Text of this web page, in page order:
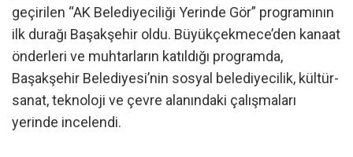
geçirilen “AK Belediyeciliği Yerinde Gör” programının
ilk durağı Başakşehir oldu. Büyükçekmece’den kanaat
önderleri ve muhtarların katıldığı programda,
Başakşehir Belediyesi’nin sosyal belediyecilik, kültür-
sanat, teknoloji ve çevre alanındaki çalışmaları
yerinde incelendi.